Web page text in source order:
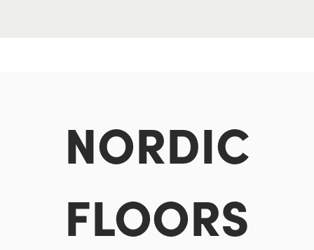
NORDIC
FLOORS